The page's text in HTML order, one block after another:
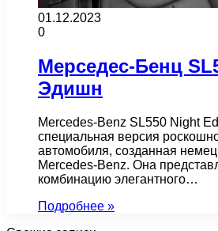
01.12.2023
0
Мерседес-Бенц
Эдишн
Mercedes-Benz SL550 Night
специальная версия
автомобиля, созданная
Mercedes-Benz. Она
комбинацию элегантного…
Подробнее »